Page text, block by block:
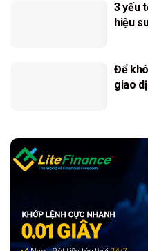
3 yếu
hiệu
Để
giao